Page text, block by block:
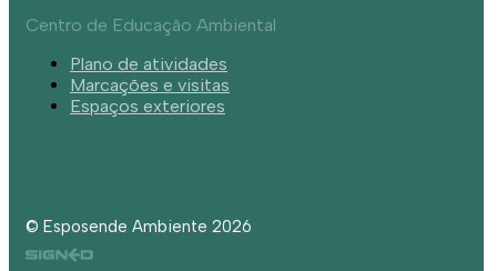
Centro de Educação Ambiental
Plano de atividades
Marcações e visitas
Espaços exteriores
© Esposende Ambiente 2026